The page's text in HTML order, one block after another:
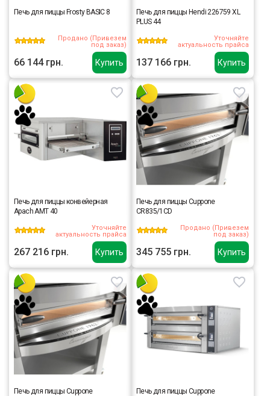
Купить
Печь для пиццы Frosty BASIC 8
Продано (Привезем
под заказ)
66 144 грн. Купить
Печь для пиццы Hendi 226759 XL
PLUS 44
Уточняйте
актуальность прайса
137 166 грн.
Купить
Печь для пиццы конвейерная
Apach AMT 40
Уточняйте
актуальность прайса
267 216 грн. Купить
Печь для пиццы Cuppone
CR835/1CD
Продано (Привезем
под заказ)
345 755 грн.
Печь для пиццы Cuppone
Печь для пиццы Cuppone